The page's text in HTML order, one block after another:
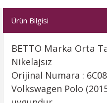
Ürün Bilgisi
BETTO Marka Orta
Nikelajsız
Orijinal Numara :
Volkswagen Polo